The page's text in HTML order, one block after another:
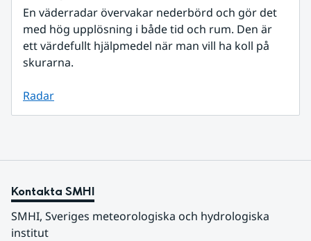
En väderradar övervakar nederbörd och gör det
med hög upplösning i både tid och rum. Den är
ett värdefullt hjälpmedel när man vill ha koll på
skurarna.
Radar
Kontakta SMHI
SMHI, Sveriges meteorologiska och hydrologiska
institut